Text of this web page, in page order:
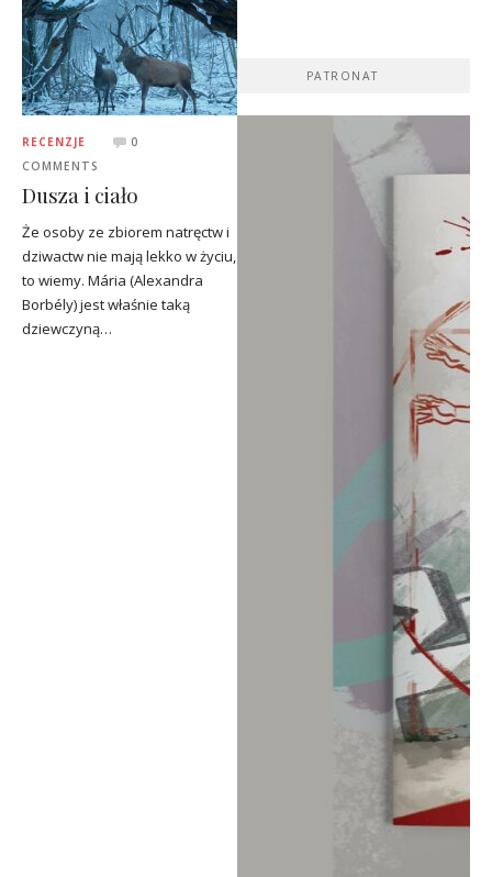
RECENZJE
0
COMMENTS
Dusza i ciało
Że osoby ze zbiorem natręctw i
dziwactw nie mają lekko w życiu,
to wiemy. Mária (Alexandra
Borbély) jest właśnie taką
dziewczyną…
PATRONAT